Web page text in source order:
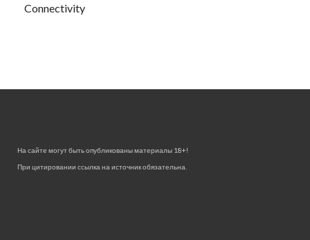
Connectivity
На сайте могут быть опубликованы материалы 18+!
При цитировании ссылка на источник обязательна.